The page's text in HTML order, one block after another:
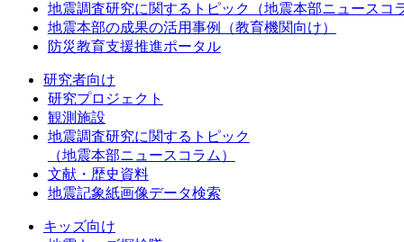
地震調査研究に関するトピック（地震本部ニュースコ
地震本部の成果の活用事例（教育機関向け）
防災教育支援推進ポータル
研究者向け
研究プロジェクト
観測施設
地震調査研究に関するトピック
（地震本部ニュースコラム）
文献・歴史資料
地震記象紙画像データ検索
キッズ向け